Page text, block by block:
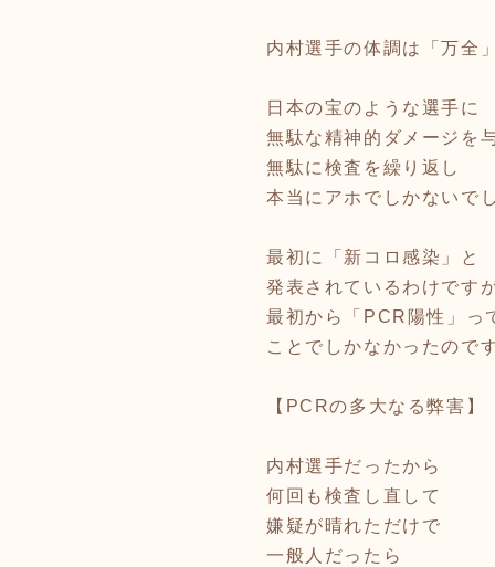
内村選手の体調は「万全
日本の宝のような選手に
無駄な精神的ダメージを
無駄に検査を繰り返し
本当にアホでしかないで
最初に「新コロ感染」と
発表されているわけです
最初から「PCR陽性」っ
ことでしかなかったのです
【PCRの多大なる弊害】
内村選手だったから
何回も検査し直して
嫌疑が晴れただけで
一般人だったら